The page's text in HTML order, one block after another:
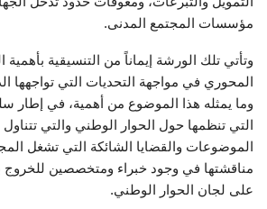
مؤسسات المجتمع المدنى.
وتأتي تلك الورشة إيماناً من التنسيقية
المحوري في مواجهة التحديات التي تواجهها
وما يمثله هذا الموضوع من أهمية، في إطار
التي تنظمها حول الحوار الوطني والتي تتناول
الموضوعات والقضايا الشائكة التي تشغل
مناقشتها في وجود خبراء ومتخصصين للخروج
على لجان الحوار الوطني.